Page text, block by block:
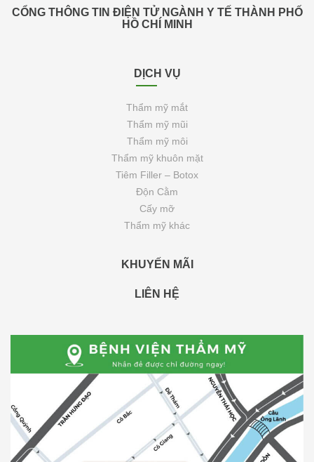
CỔNG THÔNG TIN ĐIỆN TỬ NGÀNH Y TẾ THÀNH PHỐ
HỒ CHÍ MINH
DỊCH VỤ
Thẩm mỹ mắt
Thẩm mỹ mũi
Thẩm mỹ môi
Thẩm mỹ khuôn mặt
Tiêm Filler – Botox
Độn Cằm
Cấy mỡ
Thẩm mỹ khác
KHUYẾN MÃI
LIÊN HỆ